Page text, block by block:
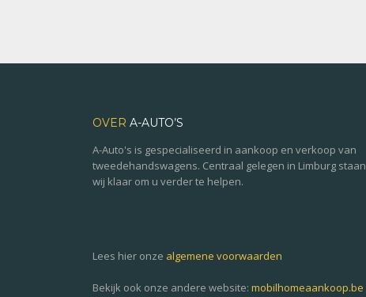
OVER A-AUTO’S
A-Auto's is gespecialiseerd in aankoop en verkoop van
tweedehandswagens. Centraal gelegen in Limburg staan
wij klaar om u verder te helpen.
Lees hier onze algemene voorwaarden
Bekijk ook onze andere website: mobilhomeaankoop.be